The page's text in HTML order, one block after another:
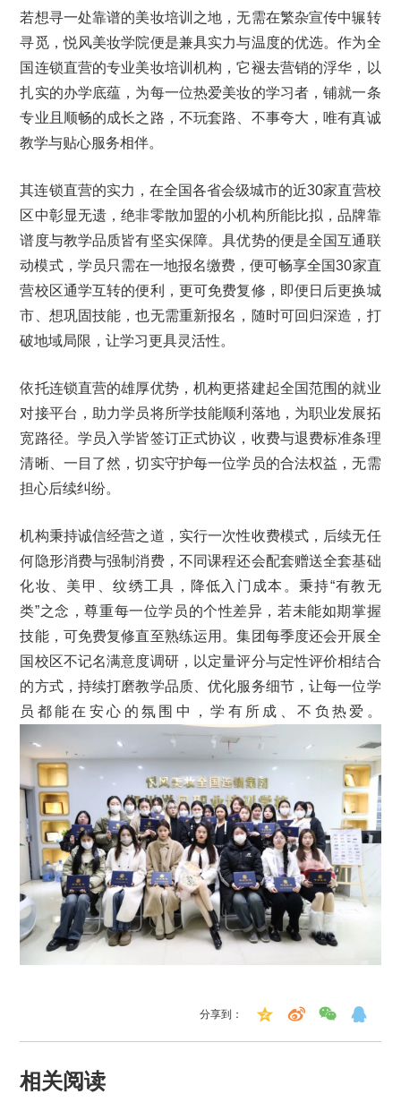
若想寻一处靠谱的美妆培训之地，无需在繁杂宣传中辗转
寻觅，悦风美妆学院便是兼具实力与温度的优选。作为全
国连锁直营的专业美妆培训机构，它褪去营销的浮华，以
扎实的办学底蕴，为每一位热爱美妆的学习者，铺就一条
专业且顺畅的成长之路，不玩套路、不事夸大，唯有真诚
教学与贴心服务相伴。
其连锁直营的实力，在全国各省会级城市的近30家直营校
区中彰显无遗，绝非零散加盟的小机构所能比拟，品牌靠
谱度与教学品质皆有坚实保障。具优势的便是全国互通联
动模式，学员只需在一地报名缴费，便可畅享全国30家直
营校区通学互转的便利，更可免费复修，即便日后更换城
市、想巩固技能，也无需重新报名，随时可回归深造，打
破地域局限，让学习更具灵活性。
依托连锁直营的雄厚优势，机构更搭建起全国范围的就业
对接平台，助力学员将所学技能顺利落地，为职业发展拓
宽路径。学员入学皆签订正式协议，收费与退费标准条理
清晰、一目了然，切实守护每一位学员的合法权益，无需
担心后续纠纷。
机构秉持诚信经营之道，实行一次性收费模式，后续无任
何隐形消费与强制消费，不同课程还会配套赠送全套基础
化妆、美甲、纹绣工具，降低入门成本。秉持“有教无
类”之念，尊重每一位学员的个性差异，若未能如期掌握
技能，可免费复修直至熟练运用。集团每季度还会开展全
国校区不记名满意度调研，以定量评分与定性评价相结合
的方式，持续打磨教学品质、优化服务细节，让每一位学
员都能在安心的氛围中，学有所成、不负热爱。
分享到：
相关阅读